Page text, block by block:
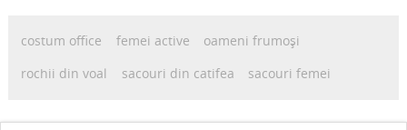
costum office femei active
oameni frumoși
rochii din voal
sacouri din catifea sacouri femei